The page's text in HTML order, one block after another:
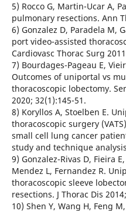
5) Rocco G, Martin-Ucar A,
pulmonary resections. Ann
6) Gonzalez D, Paradela M,
port video-assisted
Cardiovasc Thorac Surg
7) Bourdages-Pageau E,
Outcomes of uniportal vs
thoracoscopic lobectomy.
2020; 32(1):145-51.
8) Koryllos A, Stoelben E.
thoracoscopic surgery
small cell lung cancer
study and technique
9) Gonzalez-Rivas D, Fieira
Mendez L, Fernandez R.
thoracoscopic sleeve
resections. J Thorac Dis
10) Shen Y, Wang H, Feng